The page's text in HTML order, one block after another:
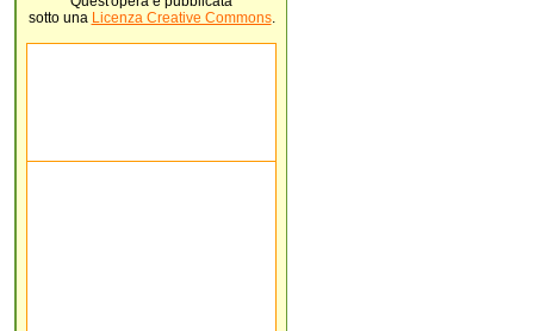
sotto una Licenza Creative Commons.